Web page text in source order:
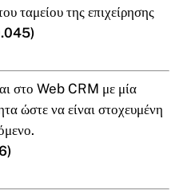
ταμείου της επιχείρησης
στο Web CRM με μία
ώστε να είναι στοχευμένη